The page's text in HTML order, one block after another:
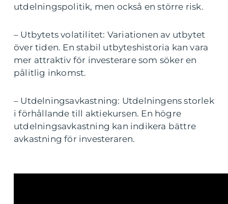
utdelningspolitik, men också en större risk.
– Utbytets volatilitet: Variationen av utbytet
över tiden. En stabil utbyteshistoria kan vara
mer attraktiv för investerare som söker en
pålitlig inkomst.
– Utdelningsavkastning: Utdelningens storlek
i förhållande till aktiekursen. En högre
utdelningsavkastning kan indikera bättre
avkastning för investeraren.